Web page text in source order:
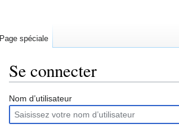
Se connecter
Aller
la
Aller
la
Nom d’utilisateur
Page spéciale